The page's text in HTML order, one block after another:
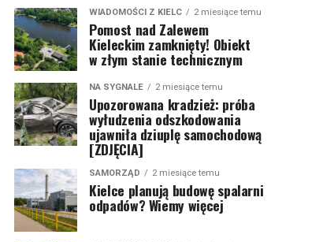
WIADOMOŚCI Z KIELC 2 miesiące temu
Pomost nad Zalewem
Kieleckim zamknięty! Obiekt
w złym stanie technicznym
NA SYGNALE 2 miesiące temu
Upozorowana kradzież: próba
wyłudzenia odszkodowania
ujawniła dziuplę samochodową
[ZDJĘCIA]
SAMORZĄD 2 miesiące temu
Kielce planują budowę spalarni
odpadów? Wiemy więcej